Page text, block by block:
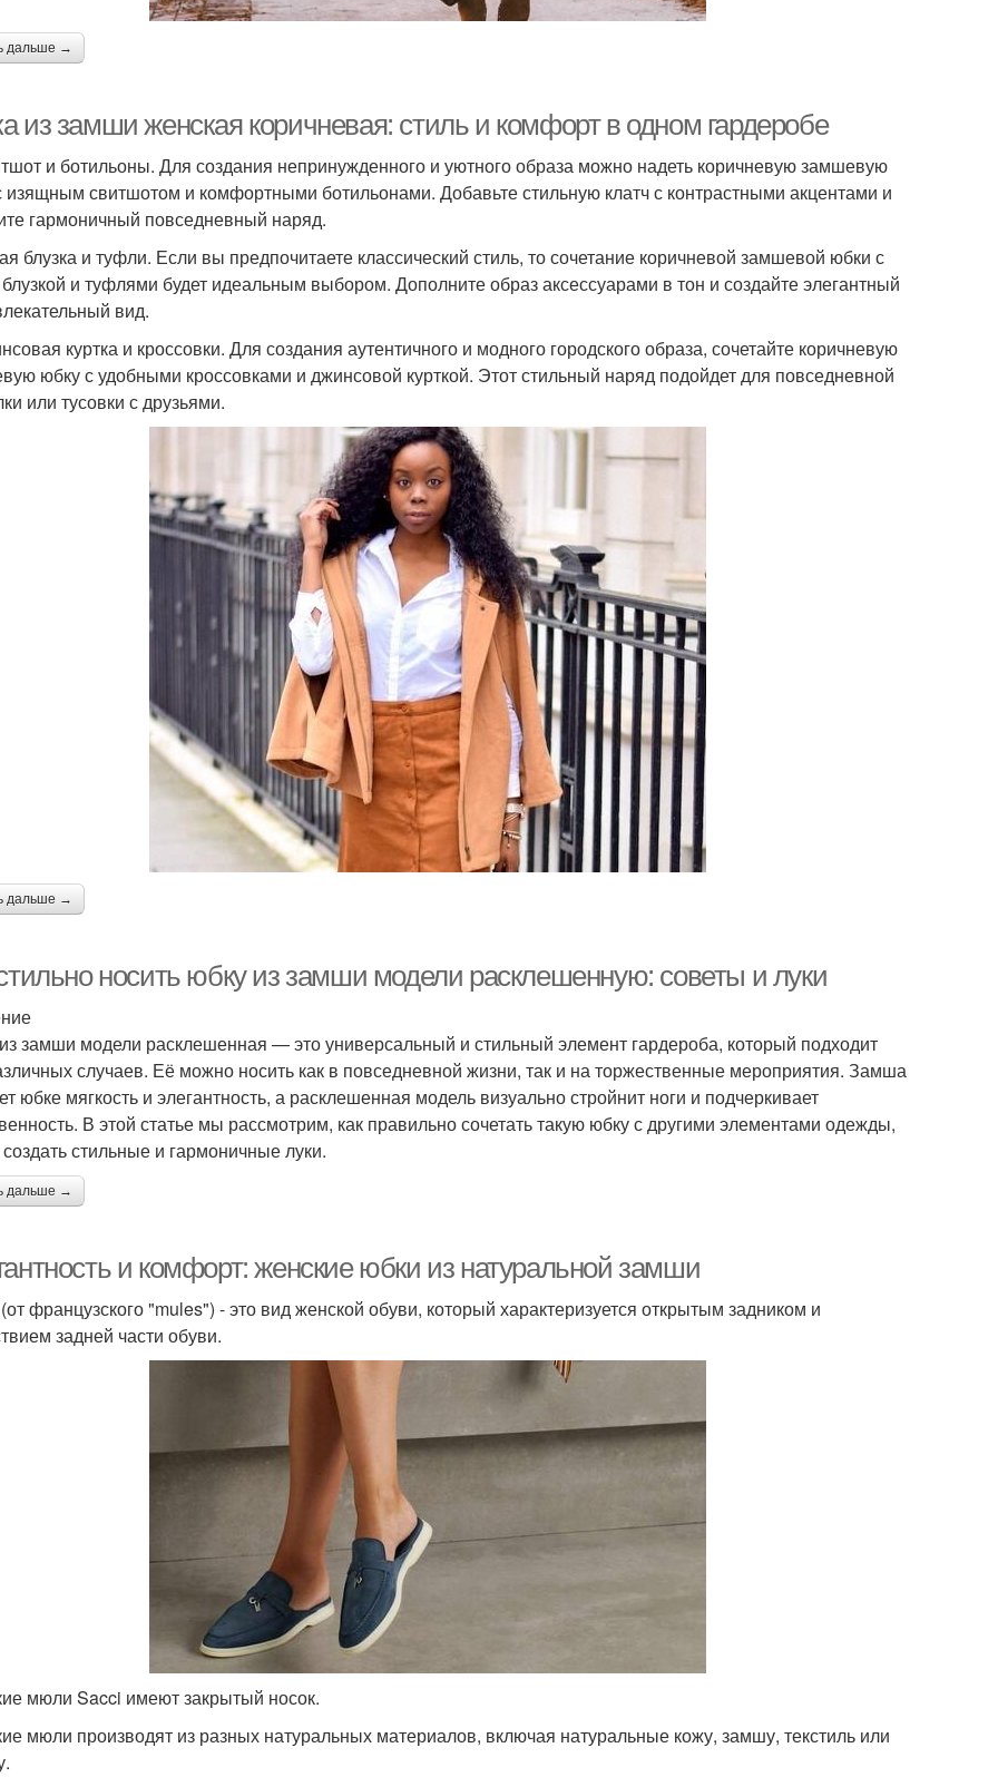
дальше →
из замши женская коричневая: стиль и комфорт в одном гардеробе
и ботильоны. Для создания непринужденного и уютного образа можно надеть коричневую замшевую
изящным свитшотом и комфортными ботильонами. Добавьте стильную клатч с контрастными акцентами и
гармоничный повседневный наряд.
блузка и туфли. Если вы предпочитаете классический стиль, то сочетание коричневой замшевой юбки с
и туфлями будет идеальным выбором. Дополните образ аксессуарами в тон и создайте элегантный
вид.
куртка и кроссовки. Для создания аутентичного и модного городского образа, сочетайте коричневую
юбку с удобными кроссовками и джинсовой курткой. Этот стильный наряд подойдет для повседневной
или тусовки с друзьями.
дальше →
носить юбку из замши модели расклешенную: советы и луки
замши модели расклешенная — это универсальный и стильный элемент гардероба, который подходит
случаев. Её можно носить как в повседневной жизни, так и на торжественные мероприятия. Замша
юбке мягкость и элегантность, а расклешенная модель визуально стройнит ноги и подчеркивает
В этой статье мы рассмотрим, как правильно сочетать такую юбку с другими элементами одежды,
стильные и гармоничные луки.
дальше →
и комфорт: женские юбки из натуральной замши
французского "mules") - это вид женской обуви, который характеризуется открытым задником и
задней части обуви.
мюли Sacci имеют закрытый носок.
мюли производят из разных натуральных материалов, включая натуральные кожу, замшу, текстиль или